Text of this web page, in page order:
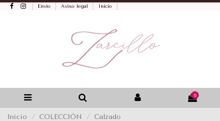
Envío Aviso legal Inicio
0
Inicio COLECCIÓN Calzado